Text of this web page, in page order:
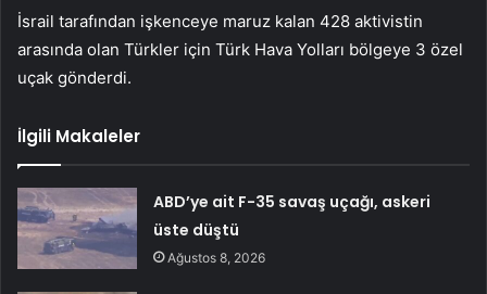
İsrail tarafından işkenceye maruz kalan 428 aktivistin
arasında olan Türkler için Türk Hava Yolları bölgeye 3 özel
uçak gönderdi.
İlgili Makaleler
ABD’ye ait F-35 savaş uçağı, askeri
üste düştü
Ağustos 8, 2026